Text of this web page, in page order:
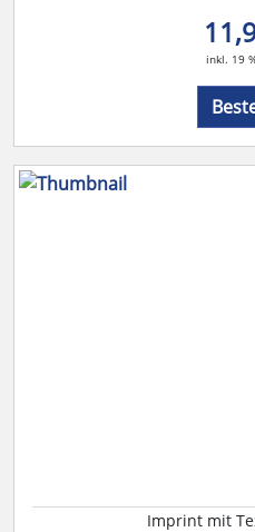
inkl. 19
Imprint mit